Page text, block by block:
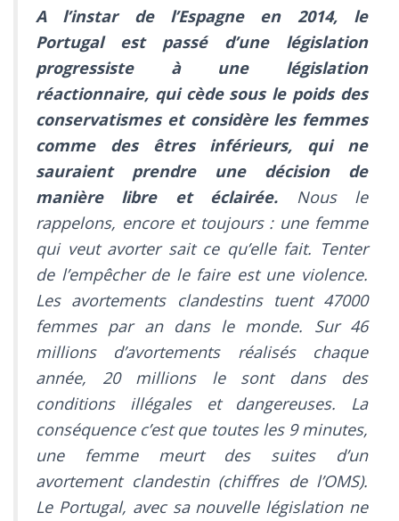
A l’instar de l’Espagne en 2014, le
Portugal est passé d’une législation
progressiste à une législation
réactionnaire, qui cède sous le poids des
conservatismes et considère les femmes
comme des êtres inférieurs, qui ne
sauraient prendre une décision de
manière libre et éclairée. Nous le
rappelons, encore et toujours : une femme
qui veut avorter sait ce qu’elle fait. Tenter
de l’empêcher de le faire est une violence.
Les avortements clandestins tuent 47000
femmes par an dans le monde. Sur 46
millions d’avortements réalisés chaque
année, 20 millions le sont dans des
conditions illégales et dangereuses. La
conséquence c’est que toutes les 9 minutes,
une femme meurt des suites d’un
avortement clandestin (chiffres de l’OMS).
Le Portugal, avec sa nouvelle législation ne